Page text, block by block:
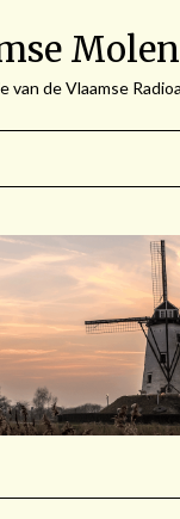
van de Vlaamse